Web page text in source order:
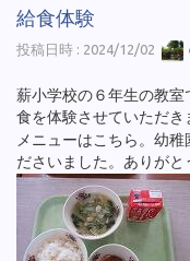
給食体験
投稿日時 : 2024/12/02
薪小学校の６年生の教
食を体験させていただき
メニューはこちら。幼
ださいました。ありがと